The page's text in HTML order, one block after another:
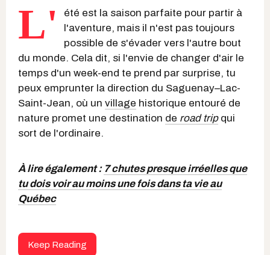
L'
été est la saison parfaite pour partir à
l'aventure, mais il n'est pas toujours
possible de s'évader vers l'autre bout
du monde. Cela dit, si l'envie de changer d'air le
temps d'un week-end te prend par surprise, tu
peux emprunter la direction du Saguenay–Lac-
Saint-Jean, où un village historique entouré de
nature promet une destination de road tripqui
sort de l'ordinaire.
À lire également : 7 chutes presque irréelles que
tu dois voir au moins une fois dans ta vie au
Québec
Keep Reading